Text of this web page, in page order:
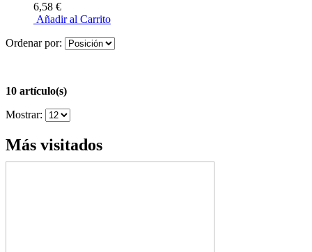
6,58 €
Añadir al Carrito
Ordenar por:
10 artículo(s)
Mostrar:
Más visitados